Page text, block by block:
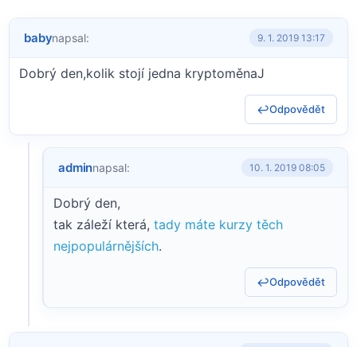
babynapsal: 9. 1. 2019 13:17
Dobrý den,kolik stojí jedna kryptoměnaJ
Odpovědět
adminnapsal: 10. 1. 2019 08:05
Dobrý den,
tak záleží která, tady máte kurzy těch
nejpopulárnějších.
Odpovědět